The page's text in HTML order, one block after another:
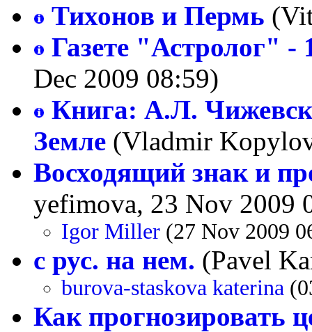
Тихонов и Пермь
Газете "Астролог" -
Dec 2009 08:59)
Книга: А.Л.
Земле (Vladmir
Восходящий знак и
yefimova, 23 Nov 2009
Igor Miller (27 Nov 2009
с рус. на нем. (Pavel
burova-staskova katerina
Как прогнозировать